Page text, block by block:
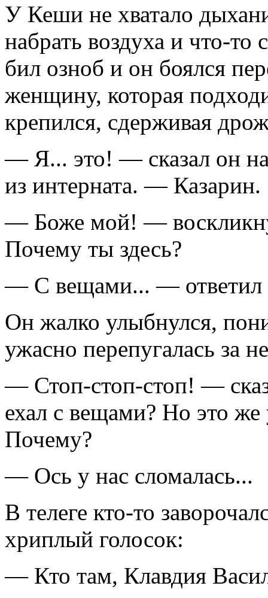
У Кеши не хватало
набрать воздуха и что-то
бил озноб и он боялся
женщину, которая
крепился, сдерживая
— Я... это! — сказал он
из интерната. — Казарин.
— Боже мой! —
Почему ты здесь?
— С вещами... — ответил
Он жалко улыбнулся,
ужасно перепугалась за
— Стоп-стоп-стоп! —
ехал с вещами? Но это
Почему?
— Ось у нас сломалась...
В телеге кто-то
хриплый голосок:
— Кто там, Клавдия